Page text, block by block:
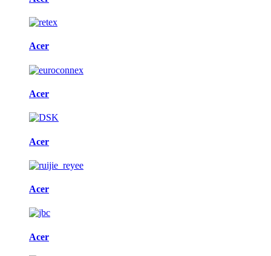
Acer
Acer
Acer
Acer
Acer